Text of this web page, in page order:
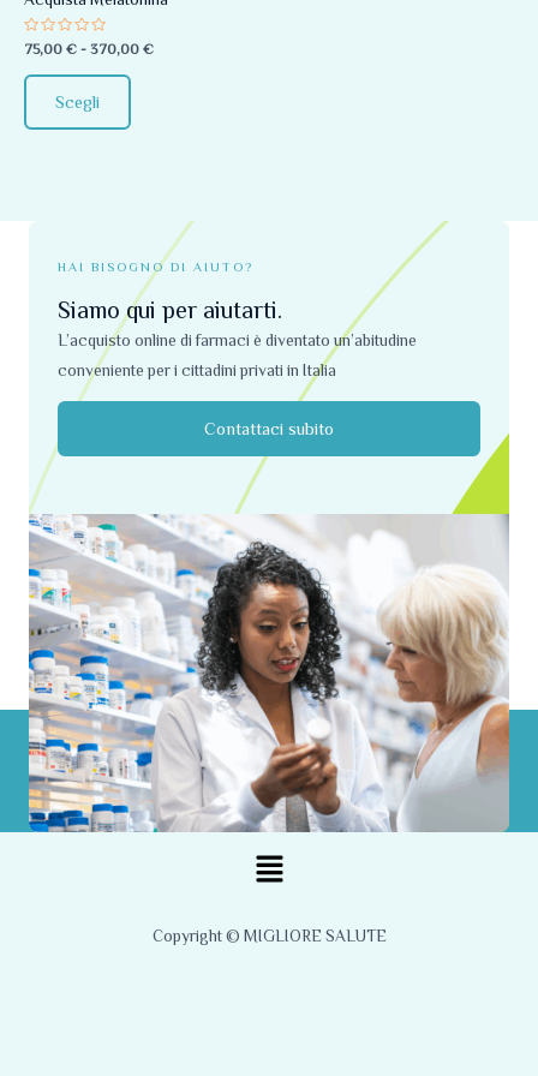
Valutato
0
su
5
75,00 € - 370,00 €
Scegli
scelte
nella
HAI BISOGNO DI AIUTO?
Siamo qui per aiutarti.
L’acquisto online di farmaci è diventato un’abitudine
conveniente per i cittadini privati ​​in Italia
Contattaci subito
Menu
Copyright © MIGLIORE SALUTE